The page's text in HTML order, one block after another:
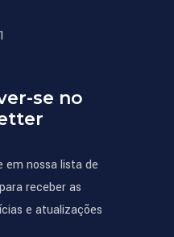
se no
em nossa lista de
receber as
e atualizações